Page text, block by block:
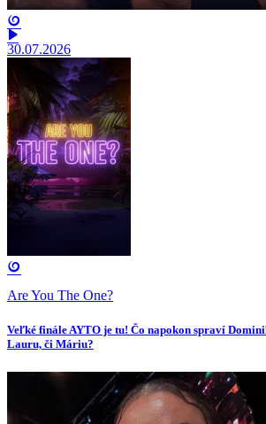
30.07.2026
Are You The One?
Veľké finále AYTO je tu! Čo napokon spraví
Lauru, či Máriu?